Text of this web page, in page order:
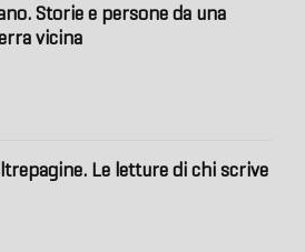
Storie e persone da una
vicina
Le letture di chi scrive